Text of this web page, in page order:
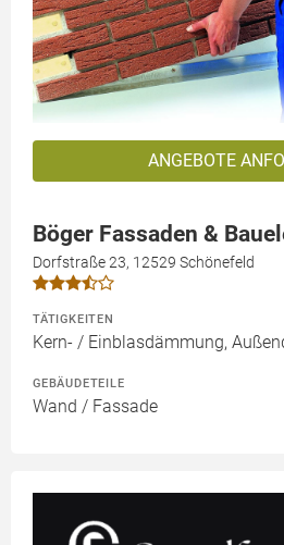
ANGEBOTE
Böger Fassaden &
Dorfstraße 23, 12529 Schönefeld
TÄTIGKEITEN
Kern- / Einblasdämmung,
GEBÄUDETEILE
Wand / Fassade